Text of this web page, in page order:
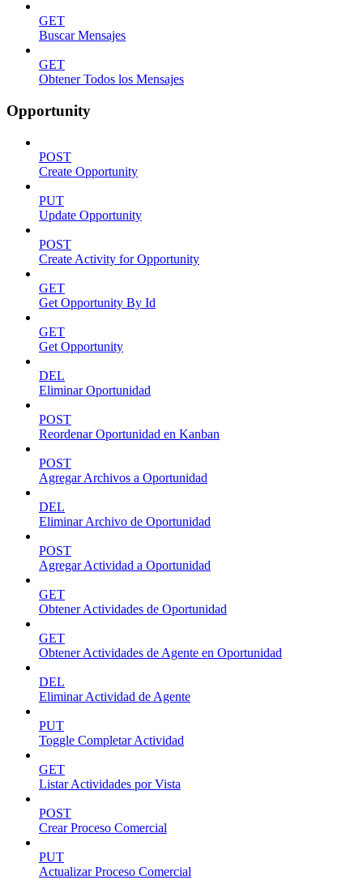
GET
Buscar Mensajes
GET
Obtener Todos los Mensajes
Opportunity
POST
Create Opportunity
PUT
Update Opportunity
POST
Create Activity for Opportunity
GET
Get Opportunity By Id
GET
Get Opportunity
DEL
Eliminar Oportunidad
POST
Reordenar Oportunidad en Kanban
POST
Agregar Archivos a Oportunidad
DEL
Eliminar Archivo de Oportunidad
POST
Agregar Actividad a Oportunidad
GET
Obtener Actividades de Oportunidad
GET
Obtener Actividades de Agente en Oportunidad
DEL
Eliminar Actividad de Agente
PUT
Toggle Completar Actividad
GET
Listar Actividades por Vista
POST
Crear Proceso Comercial
PUT
Actualizar Proceso Comercial